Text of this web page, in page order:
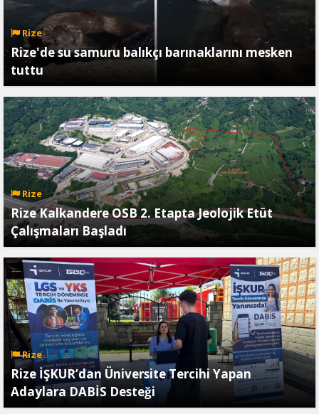
Rize
Rize'de su samuru balıkçı barınaklarını mesken
tuttu
Rize
Rize Kalkandere OSB 2. Etapta Jeolojik Etüt
Çalışmaları Başladı
Rize
Rize İŞKUR’dan Üniversite Tercihi Yapan
Adaylara DABİS Desteği